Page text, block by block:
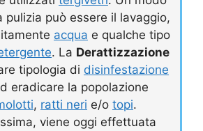
pulizia può essere il lavaggio,
acqua e qualche tipo
. La Derattizzazione
tipologia di disinfestazione
eradicare la popolazione
, ratti neri e/o topi.
viene oggi effettuata